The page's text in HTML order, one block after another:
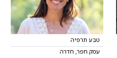
טבע תרפיה
עמק חפר, חדרה